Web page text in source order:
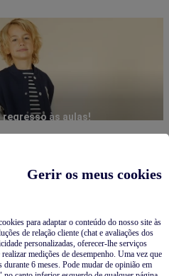
Gerir os meus cookies
para adaptar o conteúdo do nosso site às
de relação cliente (chat e avaliações dos
personalizadas, oferecer-lhe serviços
medições de desempenho. Uma vez que
6 meses. Pode mudar de opinião em
regresso às aulas!
Pijamas